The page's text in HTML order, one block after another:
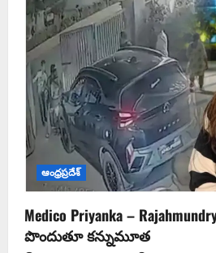
ఆంధ్ర‌ప్ర‌దేశ్
Medico Priyanka –
పొందుతూ కన్నుమూత